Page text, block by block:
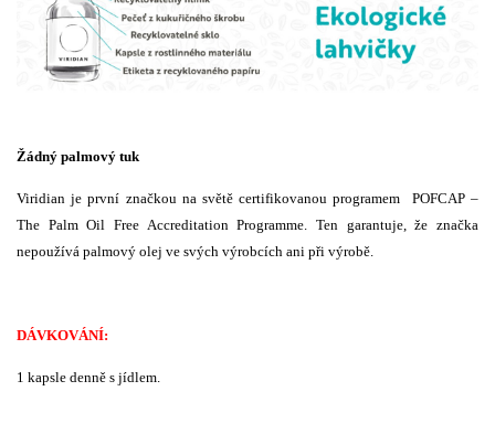
Žádný palmový tuk
Viridian je první značkou na světě certifikovanou programem POFCAP –
The Palm Oil Free Accreditation Programme. Ten garantuje, že značka
nepoužívá palmový olej ve svých výrobcích ani při výrobě.
DÁVKOVÁNÍ:
1 kapsle denně s jídlem.